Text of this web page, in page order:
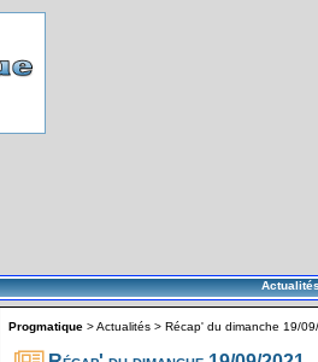
Progmatique >Actualités > Récap' du dimanche 19/